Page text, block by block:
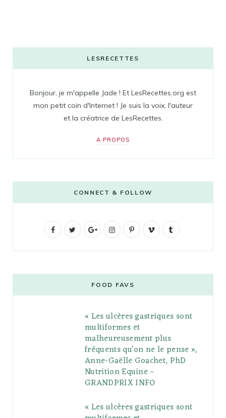
LESRECETTES
Bonjour, je m'appelle Jade ! Et LesRecettes.org est
mon petit coin d'Internet ! Je suis la voix, l'auteur
et la créatrice de LesRecettes.
A PROPOS
CONNECT & FOLLOW
F
b
t
G
g
l
e
P
l
s
I
t
a
g
r
a
m
P
e
r
e
s
V
o
l
r
FOOD FAVS
« Les ulcères gastriques sont
multiformes et
malheureusement plus
fréquents qu’on ne le pense »,
Anne-Gaëlle Goachet, PhD
Nutrition Equine –
GRANDPRIX INFO
« Les ulcères gastriques sont